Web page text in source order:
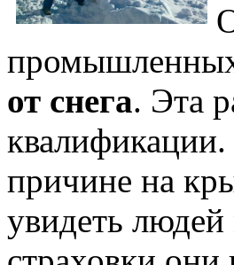
промышленных
от снега. Эта
причине на
увидеть